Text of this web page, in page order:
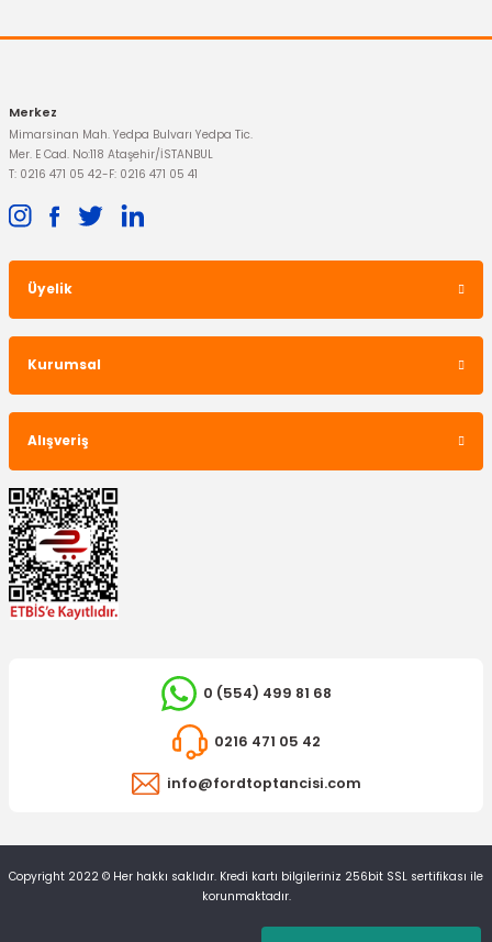
Merkez
Mimarsinan Mah. Yedpa Bulvarı Yedpa Tic.
Mer. E Cad. No:118 Ataşehir/İSTANBUL
T: 0216 471 05 42-F: 0216 471 05 41
Üyelik
Kurumsal
Alışveriş
0 (554) 499 81 68
0216 471 05 42
info@fordtoptancisi.com
Copyright 2022 © Her hakkı saklıdır. Kredi kartı bilgileriniz 256bit SSL sertifikası ile
korunmaktadır.